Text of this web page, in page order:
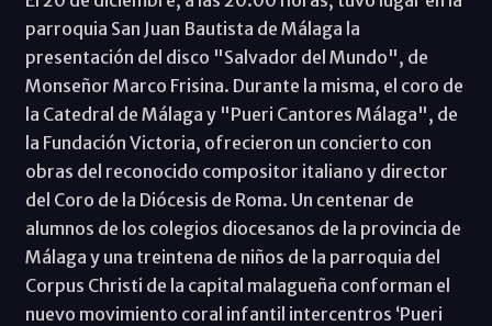
parroquia San Juan Bautista de Málaga la
presentación del disco "Salvador del Mundo", de
Monseñor Marco Frisina. Durante la misma, el coro de
la Catedral de Málaga y "Pueri Cantores Málaga", de
la Fundación Victoria, ofrecieron un concierto con
obras del reconocido compositor italiano y director
del Coro de la Diócesis de Roma. Un centenar de
alumnos de los colegios diocesanos de la provincia de
Málaga y una treintena de niños de la parroquia del
Corpus Christi de la capital malagueña conforman el
nuevo movimiento coral infantil intercentros ‘Pueri